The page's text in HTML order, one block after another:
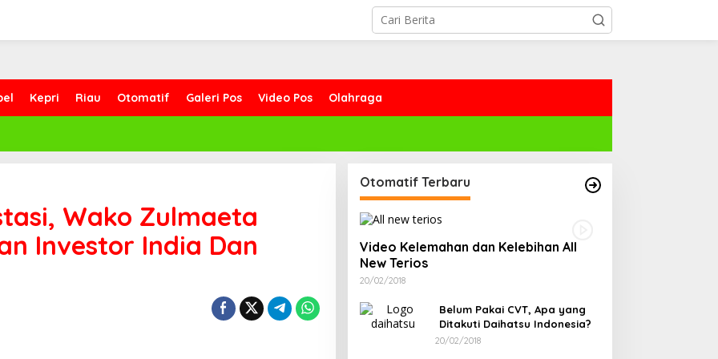
Kepri Riau Otomatif Galeri Pos Video Pos Olahraga
Wako Zulmaeta
Investor India Dan
Otomatif Terbaru
Video Kelemahan dan Kelebihan All
New Terios
20/02/2018
Belum Pakai CVT, Apa yang
Ditakuti Daihatsu Indonesia?
20/02/2018